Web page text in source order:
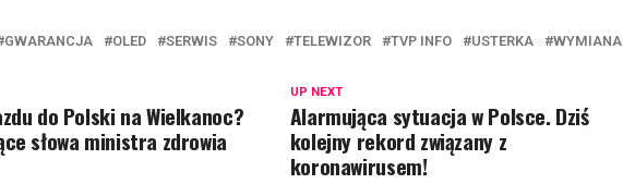
GWARANCJA OLED SERWIS SONY TELEWIZOR TVP INFO USTERKA WYMIANA
UP NEXT
Alarmująca sytuacja w Polsce. Dziś
kolejny rekord związany z
koronawirusem!
do Polski na Wielkanoc?
słowa ministra zdrowia